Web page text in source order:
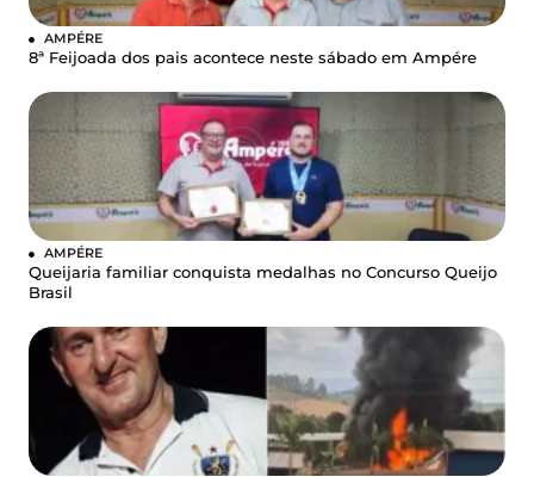
AMPÉRE
8ª Feijoada dos pais acontece neste sábado em Ampére
AMPÉRE
Queijaria familiar conquista medalhas no Concurso Queijo
Brasil